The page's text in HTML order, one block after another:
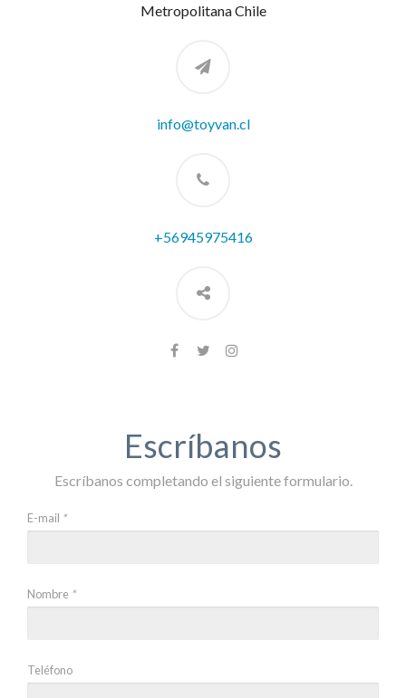
Metropolitana Chile
info@toyvan.cl
+56945975416
Escríbanos
Escríbanos completando el siguiente formulario.
E-mail *
Nombre *
Teléfono